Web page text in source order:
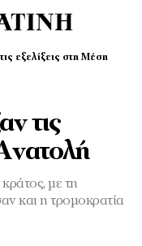
εξελίξεις στη Μέση
τις
με τη
και η τρομοκρατία